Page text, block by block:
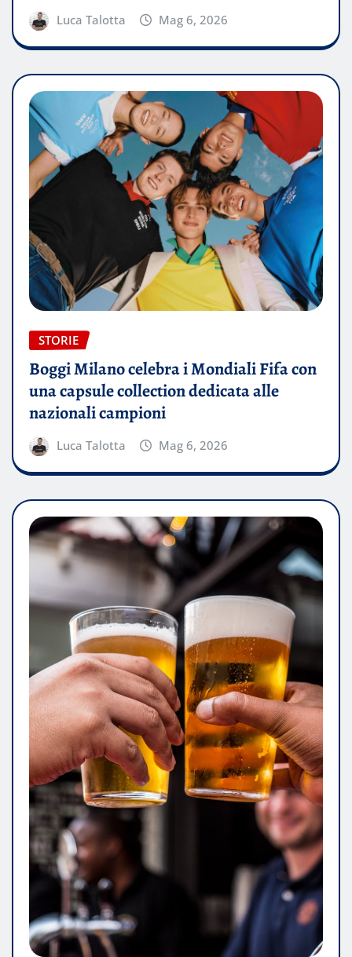
Luca Talotta Mag 6, 2026
STORIE
Boggi Milano celebra i Mondiali Fifa con
una capsule collection dedicata alle
nazionali campioni
Luca Talotta Mag 6, 2026